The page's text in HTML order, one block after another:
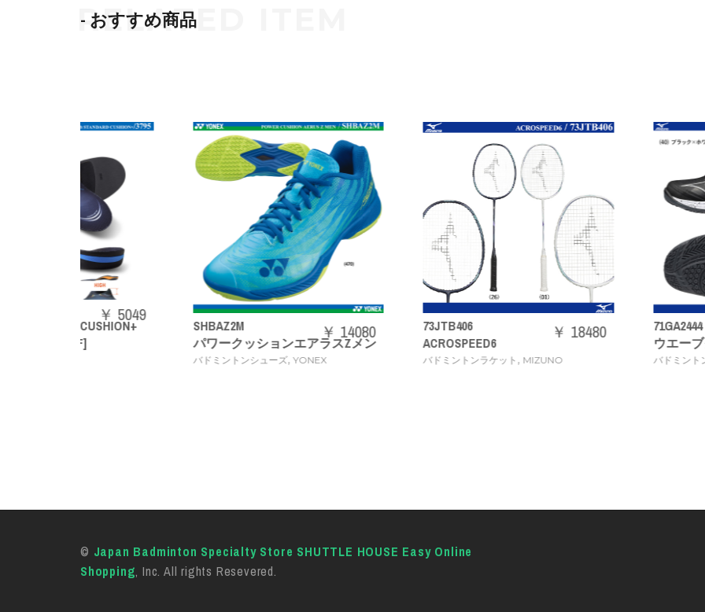
- おすすめ商品
SHBAZ2M
パワークッションエアラスZメン
YONEX
￥ 14080
73JTB406
ACROSPEED6
バドミントンラケット MIZUNO
￥ 18480
71GA2444
ウエーブクロー 3 WIDE
バドミントンシューズ MIZUNO
￥
© Japan Badminton Specialty Store SHUTTLE HOUSE Easy Online
Shopping, Inc. All rights Resevered.